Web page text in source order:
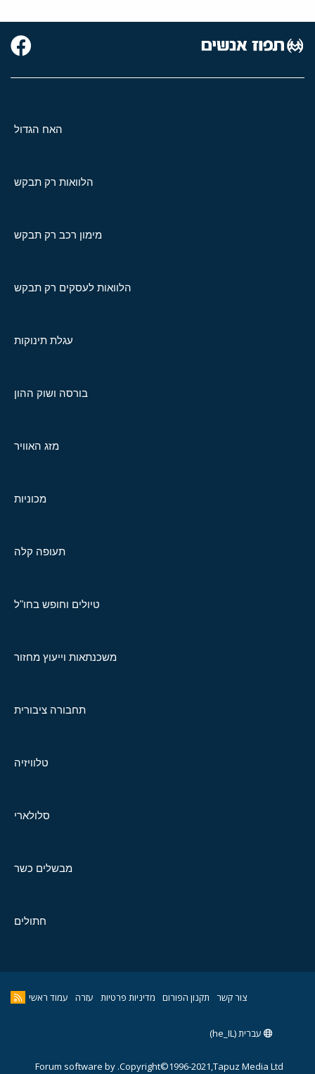
האח הגדול
הלוואות רק תבקש
מימון רכב רק תבקש
הלוואות לעסקים רק תבקש
עגלת תינוקות
בורסה ושוק ההון
מזג האוויר
מכוניות
תעופה קלה
טיולים וחופש בחו"ל
משכנתאות וייעוץ מחזור
תחבורה ציבורית
טלוויזיה
סלולארי
מבשלים כשר
חתולים
צור קשר תקנון הפורום מדיניות פרטיות עזרה עמוד ראשי
עברית (he_IL)
Copyright©1996-2021,Tapuz Media Ltd.
Forum software by